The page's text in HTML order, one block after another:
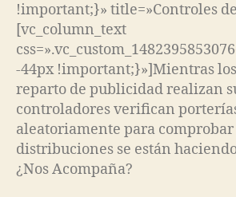
!important;}» title=»Controles
[vc_column_text
-44px !important;}»]Mientras
reparto de publicidad realizan
controladores verifican
aleatoriamente para comprobar
distribuciones se están
¿Nos Acompaña?